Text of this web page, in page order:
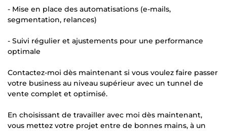
- Mise en place des automatisations (e-mails,
segmentation, relances)
- Suivi régulier et ajustements pour une performance
optimale
Contactez-moi dès maintenant si vous voulez faire passer
votre business au niveau supérieur avec un tunnel de
vente complet et optimisé.
En choisissant de travailler avec moi dès maintenant,
vous mettez votre projet entre de bonnes mains, à un